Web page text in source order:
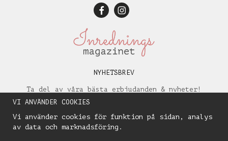
NYHETSBREV
Ta del av våra bästa erbjudanden & nyheter!
VI ANVÄNDER COOKIES
Vi använder cookies för funktion på sidan, analys
av data och marknadsföring.